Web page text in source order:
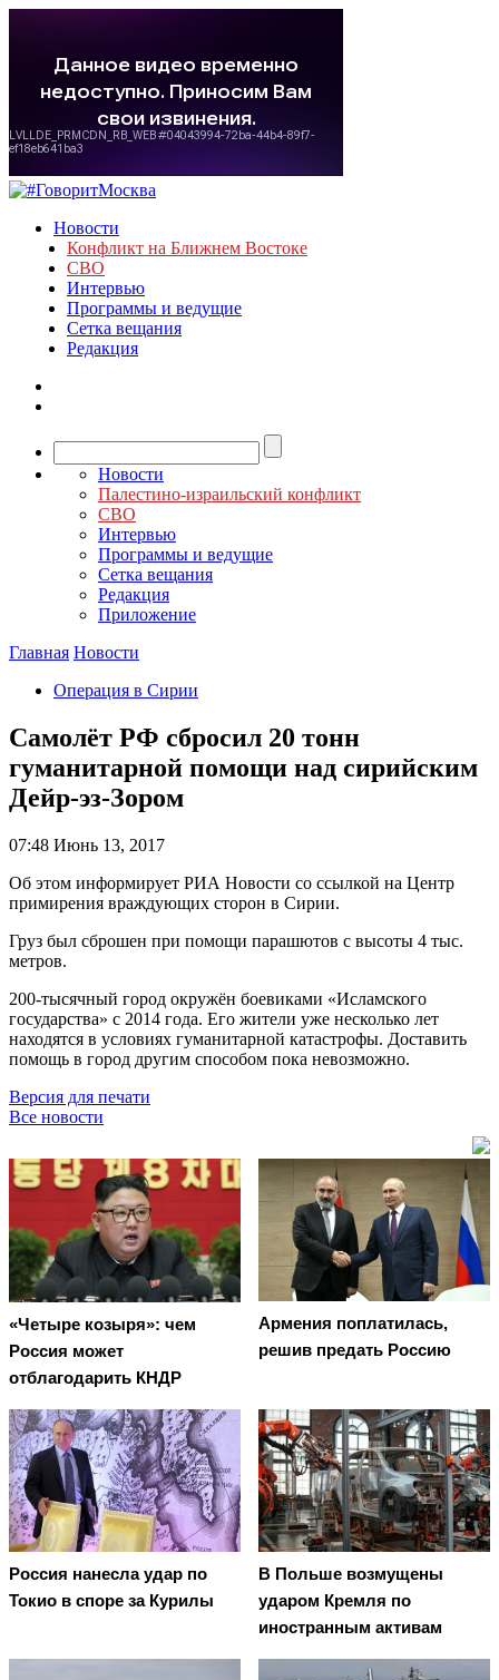
Новости
Конфликт на Ближнем Востоке
СВО
Интервью
Программы и ведущие
Сетка вещания
Редакция
Новости
Палестино-израильский конфликт
СВО
Интервью
Программы и ведущие
Сетка вещания
Редакция
Приложение
Главная Новости
Операция в Сирии
Самолёт РФ сбросил 20 тонн
гуманитарной помощи над сирийским
Дейр-эз-Зором
07:48 Июнь 13, 2017
Об этом информирует РИА Новости со ссылкой на Центр
примирения враждующих сторон в Сирии.
Груз был сброшен при помощи парашютов с высоты 4 тыс.
метров.
200-тысячный город окружён боевиками «Исламского
государства» с 2014 года. Его жители уже несколько лет
находятся в условиях гуманитарной катастрофы. Доставить
помощь в город другим способом пока невозможно.
Версия для печати
Все новости
«Четыре козыря»: чем
Россия может
отблагодарить КНДР
Армения поплатилась,
решив предать Россию
Россия нанесла удар по
Токио в споре за Курилы
В Польше возмущены
ударом Кремля по
иностранным активам